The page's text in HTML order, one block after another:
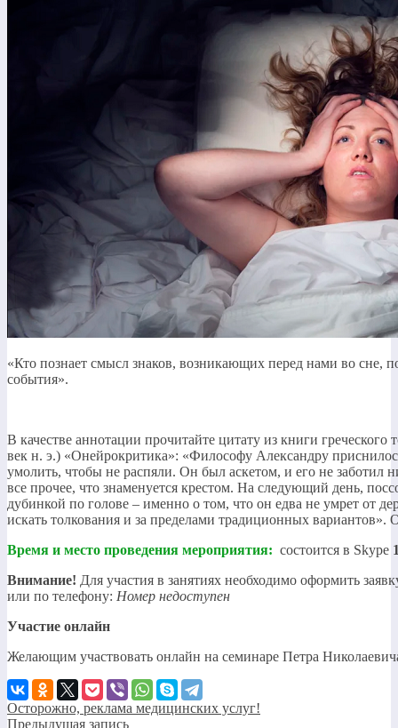
«Кто познает смысл знаков, возникающих перед нами во сне,
события».
В качестве аннотации прочитайте цитату из книги
век н. э.) «Онейрокритика»: «Философу Александру
умолить, чтобы не распяли. Он был аскетом, и его не заботил
все прочее, что знаменуется крестом. На следующий день,
дубинкой по голове – именно о том, что он едва не умрет от
искать толкования и за пределами традиционных
Время и место проведения мероприятия: состоится в Skype
Внимание! Для участия в занятиях необходимо оформить
или по телефону: Номер недоступен
Участие онлайн
Желающим участвовать онлайн на семинаре Петра
Осторожно, реклама медицинских услуг!
Предыдущая запись